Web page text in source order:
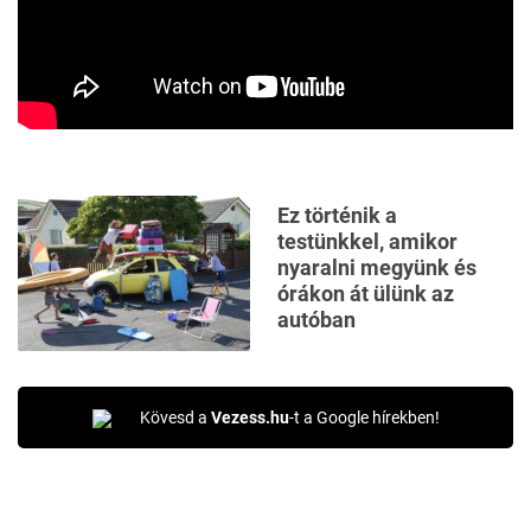
Ez történik a
testünkkel, amikor
nyaralni megyünk és
órákon át ülünk az
autóban
Kövesd a Vezess.hu-t a Google hírekben!